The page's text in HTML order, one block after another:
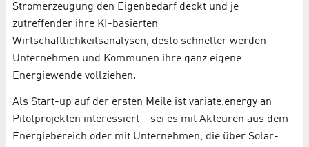
Stromerzeugung den Eigenbedarf deckt und je
zutreffender ihre KI-basierten
Wirtschaftlichkeitsanalysen, desto schneller werden
Unternehmen und Kommunen ihre ganz eigene
Energiewende vollziehen.
Als Start-up auf der ersten Meile ist variate.energy an
Pilotprojekten interessiert – sei es mit Akteuren aus dem
Energiebereich oder mit Unternehmen, die über Solar-